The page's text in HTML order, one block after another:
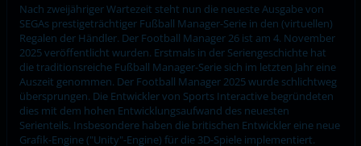
Nach zweijähriger Wartezeit steht nun die neueste Ausgabe von
SEGAs prestigeträchtiger Fußball Manager-Serie in den (virtuellen)
Regalen der Händler. Der Football Manager 26 ist am 4. November
2025 veröffentlicht wurden. Erstmals in der Seriengeschichte hat
die traditionsreiche Fußball Manager-Serie sich im letzten Jahr eine
Auszeit genommen. Der Football Manager 2025 wurde schlichtweg
übersprungen. Die Entwickler von Sports Interactive begründeten
dies mit dem hohen Entwicklungsaufwand des neuesten
Serienteils. Insbesondere haben die britischen Entwickler eine neue
Grafik-Engine ("Unity"-Engine) für die 3D-Spiele implementiert.